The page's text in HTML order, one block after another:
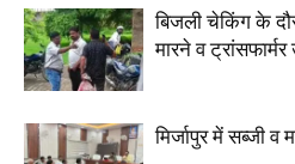
बिजली चेकिंग के
मारने व
मिर्जापुर में सब्जी व